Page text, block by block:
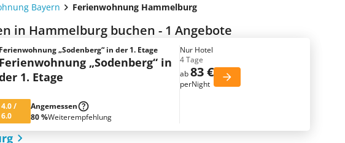
Bayern Ferienwohnung Hammelburg
in Hammelburg buchen - 1 Angebote
Ferienwohnung „Sodenberg“ in der 1. Etage
Ferienwohnung „Sodenberg“ in
1. Etage
4.0/
6.0
Angemessen
80 %Weiterempfehlung
Nur Hotel
4 Tage
ab83 €
perNight